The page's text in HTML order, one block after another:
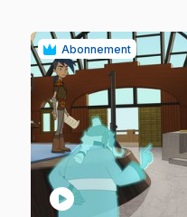
Abonnement
play_circle